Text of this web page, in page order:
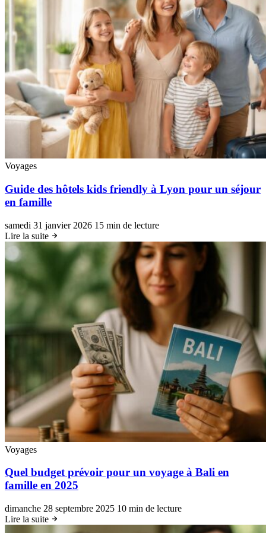
Voyages
Guide des hôtels kids friendly à Lyon pour un séjour
en famille
samedi 31 janvier 2026 15 min de lecture
Lire la suite
Voyages
Quel budget prévoir pour un voyage à Bali en
famille en 2025
dimanche 28 septembre 2025 10 min de lecture
Lire la suite